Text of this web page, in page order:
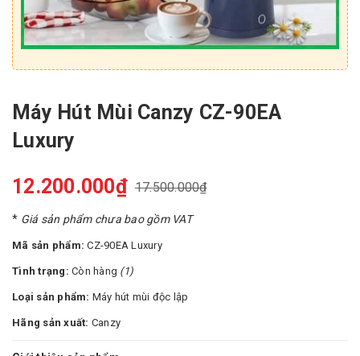
Máy Hút Mùi Canzy CZ-90EA
Luxury
12.200.000₫ 17.500.000₫
* Giá sản phẩm chưa bao gồm VAT
Mã sản phẩm:CZ-90EA Luxury
Tình trạng: Còn hàng (1)
Loại sản phẩm: Máy hút mùi độc lập
Hãng sản xuất: Canzy